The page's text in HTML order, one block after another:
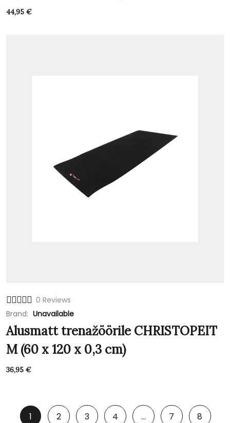
44,95 €
0 Reviews
Brand: Unavailable
Alusmatt trenažöörile CHRISTOPEIT
M (60 x 120 x 0,3 cm)
36,95 €
1 2 3 4 … 7 8